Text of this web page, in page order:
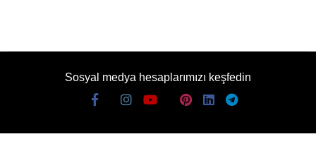
Sosyal medya hesaplarımızı keşfedin